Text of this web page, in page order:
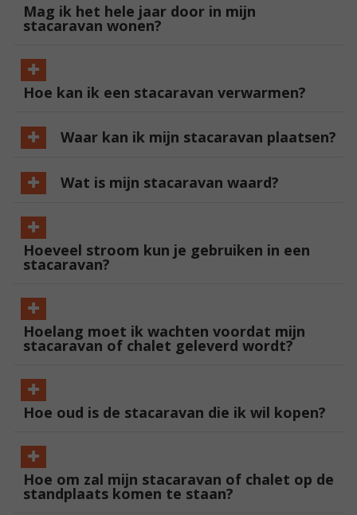
Mag ik het hele jaar door in mijn
stacaravan wonen?
Hoe kan ik een stacaravan verwarmen?
Waar kan ik mijn stacaravan plaatsen?
Wat is mijn stacaravan waard?
Hoeveel stroom kun je gebruiken in een
stacaravan?
Hoelang moet ik wachten voordat mijn
stacaravan of chalet geleverd wordt?
Hoe oud is de stacaravan die ik wil kopen?
Hoe om zal mijn stacaravan of chalet op de
standplaats komen te staan?